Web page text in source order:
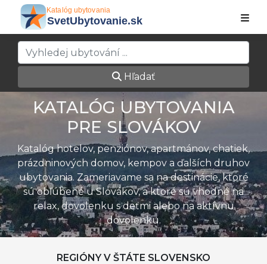
Hľadať
KATALÓG UBYTOVANIA
PRE SLOVÁKOV
Katalóg hotelov, penziónov, apartmánov, chatiek,
prázdninových domov, kempov a ďalších druhov
ubytovania. Zameriavame sa na destinácie, ktoré
sú obľúbené u Slovákov, a ktoré sú vhodné na
relax, dovolenku s deťmi alebo na aktívnu
dovolenku.
REGIÓNY V ŠTÁTE SLOVENSKO